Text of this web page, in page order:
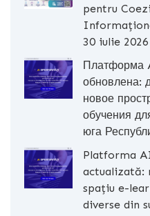
pentru
30 iulie 2026
обновлена:
новое
обучения
юга
Platforma
actualizată:
spațiu e-
diverse din